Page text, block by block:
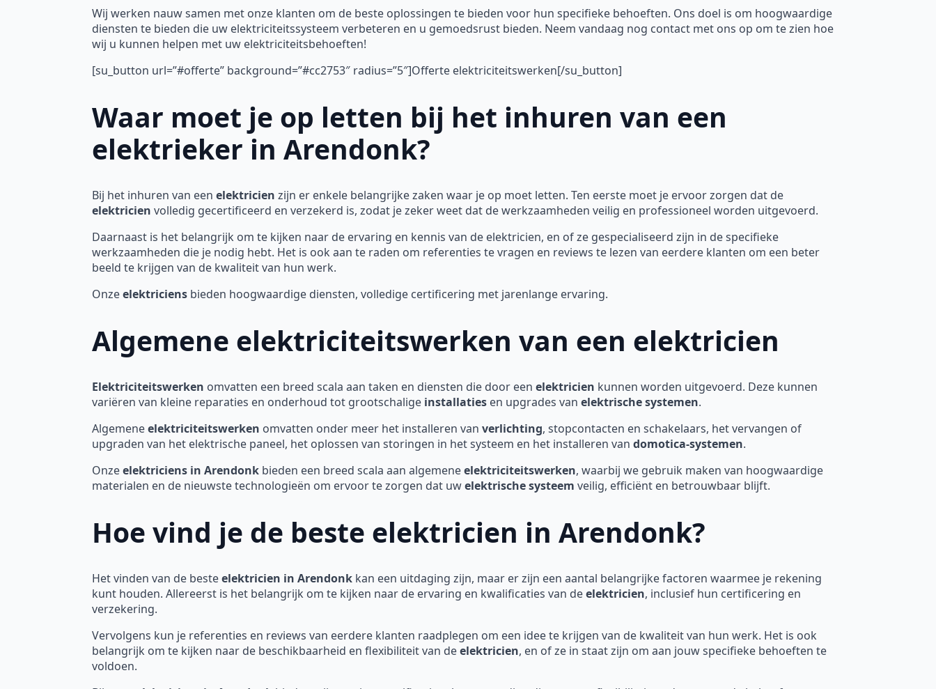
Wij werken nauw samen met onze klanten om de beste oplossingen te bieden voor hun specifieke behoeften. Ons doel is om hoogwaardige
diensten te bieden die uw elektriciteitssysteem verbeteren en u gemoedsrust bieden. Neem vandaag nog contact met ons op om te zien hoe
wij u kunnen helpen met uw elektriciteitsbehoeften!
[su_button url=”#offerte” background=”#cc2753″ radius=”5″]Offerte elektriciteitswerken[/su_button]
Waar moet je op letten bij het inhuren van een
elektrieker in Arendonk?
Bij het inhuren van een elektricien zijn er enkele belangrijke zaken waar je op moet letten. Ten eerste moet je ervoor zorgen dat de
elektricien volledig gecertificeerd en verzekerd is, zodat je zeker weet dat de werkzaamheden veilig en professioneel worden uitgevoerd.
Daarnaast is het belangrijk om te kijken naar de ervaring en kennis van de elektricien, en of ze gespecialiseerd zijn in de specifieke
werkzaamheden die je nodig hebt. Het is ook aan te raden om referenties te vragen en reviews te lezen van eerdere klanten om een beter
beeld te krijgen van de kwaliteit van hun werk.
Onzeelektriciens bieden hoogwaardige diensten, volledige certificering met jarenlange ervaring.
Algemene elektriciteitswerken van een elektricien
Elektriciteitswerken omvatten een breed scala aan taken en diensten die door een elektricien kunnen worden uitgevoerd. Deze kunnen
variëren van kleine reparaties en onderhoud tot grootschalige installaties en upgrades van elektrische systemen.
Algemeneelektriciteitswerken omvatten onder meer het installeren van verlichting, stopcontacten en schakelaars, het vervangen of
upgraden van het elektrische paneel, het oplossen van storingen in het systeem en het installeren van domotica-systemen.
Onzeelektriciens in Arendonk bieden een breed scala aan algemeneelektriciteitswerken, waarbij we gebruik maken van hoogwaardige
materialen en de nieuwste technologieën om ervoor te zorgen dat uwelektrische systeem veilig, efficiënt en betrouwbaar blijft.
Hoe vind je de beste elektricien in Arendonk?
Het vinden van de besteelektricien in Arendonk kan een uitdaging zijn, maar er zijn een aantal belangrijke factoren waarmee je rekening
kunt houden. Allereerst is het belangrijk om te kijken naar de ervaring en kwalificaties van deelektricien, inclusief hun certificering en
verzekering.
Vervolgens kun je referenties en reviews van eerdere klanten raadplegen om een idee te krijgen van de kwaliteit van hun werk. Het is ook
belangrijk om te kijken naar de beschikbaarheid en flexibiliteit van deelektricien, en of ze in staat zijn om aan jouw specifieke behoeften te
voldoen.